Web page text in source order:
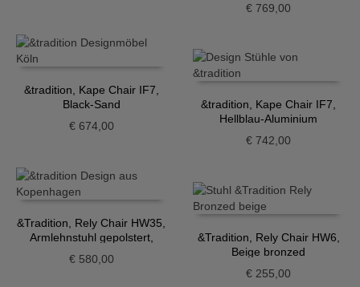
€ 769,00
&tradition, Kape Chair IF7,
Black-Sand
€674,00
&tradition, Kape Chair IF7,
Hellblau-Aluminium
€ 742,00
&Tradition, Rely Chair HW35,
Armlehnstuhl gepolstert,
€580,00
&Tradition, Rely Chair HW6,
Beige bronzed
€ 255,00